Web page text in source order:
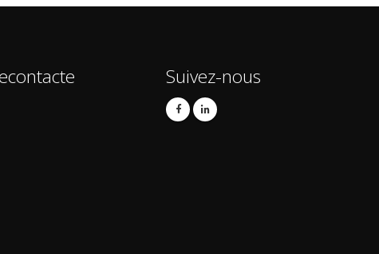
Suivez-nous